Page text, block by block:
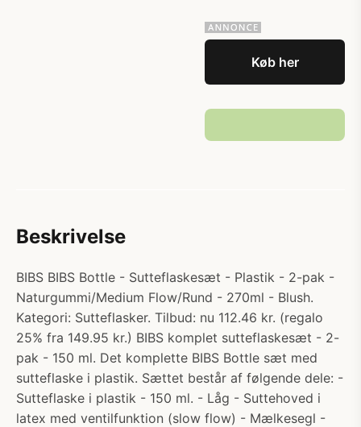
Køb her
Beskrivelse
BIBS BIBS Bottle - Sutteflaskesæt - Plastik - 2-pak -
Naturgummi/Medium Flow/Rund - 270ml - Blush.
Kategori: Sutteflasker. Tilbud: nu 112.46 kr. (regalo
25% fra 149.95 kr.) BIBS komplet sutteflaskesæt - 2-
pak - 150 ml. Det komplette BIBS Bottle sæt med
sutteflaske i plastik. Sættet består af følgende dele: -
Sutteflaske i plastik - 150 ml. - Låg - Suttehoved i
latex med ventilfunktion (slow flow) - Mælkesegl -